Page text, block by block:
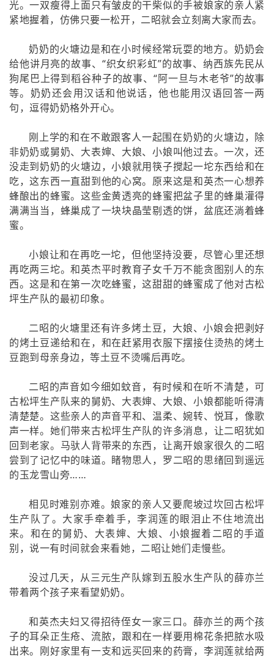
光。一双瘦得上面只有皱皮的干柴似的手被娘家的亲人紧
紧地握着，仿佛只要一松开，二昭就会立刻离大家而去。
奶奶的火塘边是和在小时候经常玩耍的地方。奶奶会
给他讲月亮的故事、“织女织彩虹”的故事、纳西族先民从
狗尾巴上得到稻谷种子的故事、“阿一旦与木老爷”的故事
等。奶奶还会用汉话和他说话，他也能用汉语回答一两
句，逗得奶奶格外开心。
刚上学的和在不敢跟客人一起围在奶奶的火塘边，除
非奶奶或舅奶、大表婶、大娘、小娘叫他过去。一次，还
没走到奶奶的火塘边，小娘就用筷子搅起一坨东西给和在
吃，这东西一直甜到他的心窝。原来这是和英杰一心想养
蜂酿出的蜂蜜。这些金黄透亮的蜂蜜把盆子里的蜂巢灌得
满满当当，蜂巢成了一块块晶莹剔透的饼，盆底还淌着蜂
蜜。
小娘让和在再吃一坨，但他坚持没要，尽管心里还想
再吃两三坨。和英杰平时教育子女千万不能贪图别人的东
西。这是和在第一次吃蜂蜜，这甜甜的蜂蜜成了他对古松
坪生产队的最初印象。
二昭的火塘里还有许多烤土豆，大娘、小娘会把剥好
的烤土豆递给和在，和在赶紧用衣服下摆接住烫热的烤土
豆跑到母亲身边，等土豆不烫嘴后再吃。
二昭的声音如今细如蚊音，有时候和在听不清楚，可
古松坪生产队来的舅奶、大表婶、大娘、小娘都能听得清
清楚楚。这些亲人的声音平和、温柔、婉转、悦耳，像歌
声一样。她们带来古松坪生产队的许多消息，让二昭犹如
回到老家。马驮人背带来的东西，让离开娘家很久的二昭
尝到了记忆中的味道。睹物思人，罗二昭的思绪回到遥远
的玉龙雪山旁……
相见时难别亦难。娘家的亲人又要爬坡过坎回古松坪
生产队了。大家手牵着手，李润莲的眼泪止不住地流出
来。和在的舅奶、大表婶、大娘、小娘握着二昭的手道
别，说一有时间就会来看她，二昭让她们走慢些。
没过几天，从三元生产队嫁到五股水生产队的薛亦兰
带着两个孩子来看望奶奶。
和英杰夫妇又得招待侄女一家三口。薛亦兰的两个孩
子的耳朵正生疮、流脓，跟和在一样要用棉花条把脓水吸
出来。刚好家里有一支和远买回来的药膏，李润莲就给两